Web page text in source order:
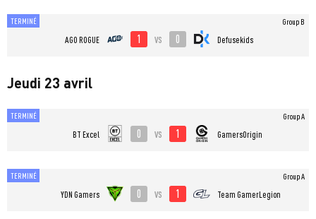
TERMINÉ
AGO ROGUE 1 vs 0 Defusekids
Group B
Jeudi 23 avril
TERMINÉ
BT Excel 0 vs 1 GamersOrigin
Group A
TERMINÉ
YDN Gamers 0 vs 1 Team GamerLegion
Group A